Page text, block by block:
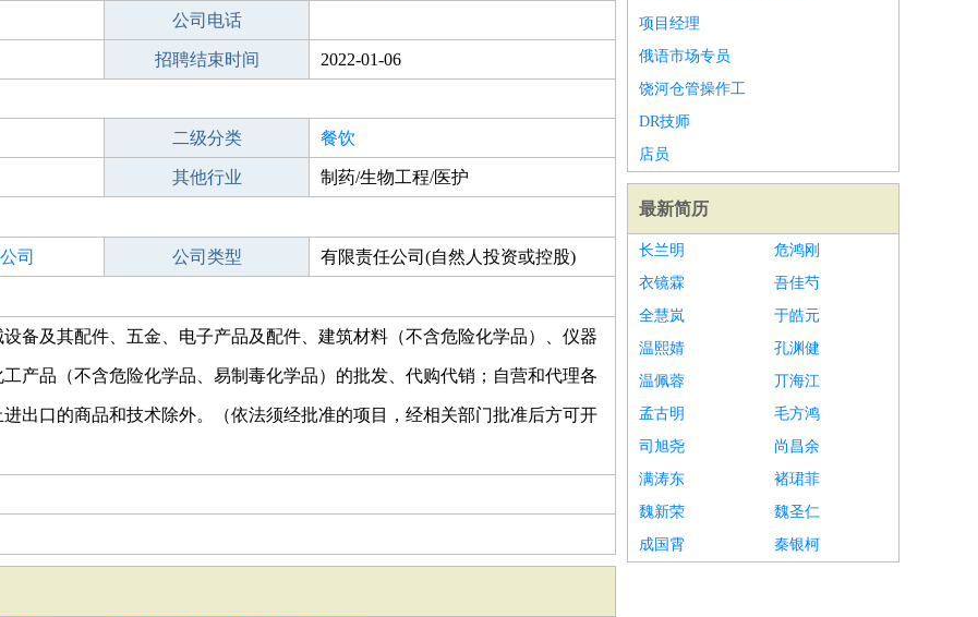
公司电话
招聘结束时间 2022-01-06
二级分类 餐饮
其他行业 制药/生物工程/医护
司 公司类型 有限责任公司(自然人投资或控股)
备及其配件、五金、电子产品及配件、建筑材料（不含危险化学品）、仪器
产品（不含危险化学品、易制毒化学品）的批发、代购代销；自营和代理各
出口的商品和技术除外。（依法须经批准的项目，经相关部门批准后方可开
项目经理
俄语市场专员
饶河仓管操作工
DR技师
店员
最新简历
长兰明
危鸿刚
衣镜霖
吾佳芍
全慧岚
于皓元
温熙婧
孔渊健
温佩蓉
丌海江
孟古明
毛方鸿
司旭尧
尚昌余
满涛东
褚珺菲
魏新荣
魏圣仁
成国霄
秦银柯